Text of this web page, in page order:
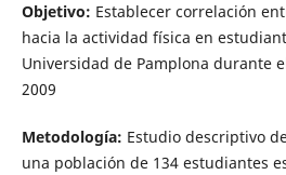
Objetivo: Establecer correlación
hacia la actividad física en
Universidad de Pamplona durante
2009
Metodología: Estudio descriptivo
una población de 134 estudiantes